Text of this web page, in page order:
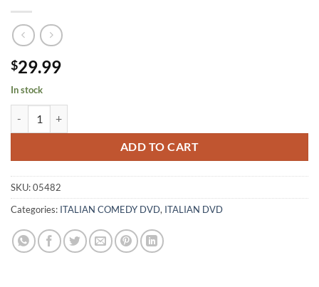
$29.99
In stock
ADD TO CART
SKU:05482
Categories: ITALIAN COMEDY DVD, ITALIAN DVD